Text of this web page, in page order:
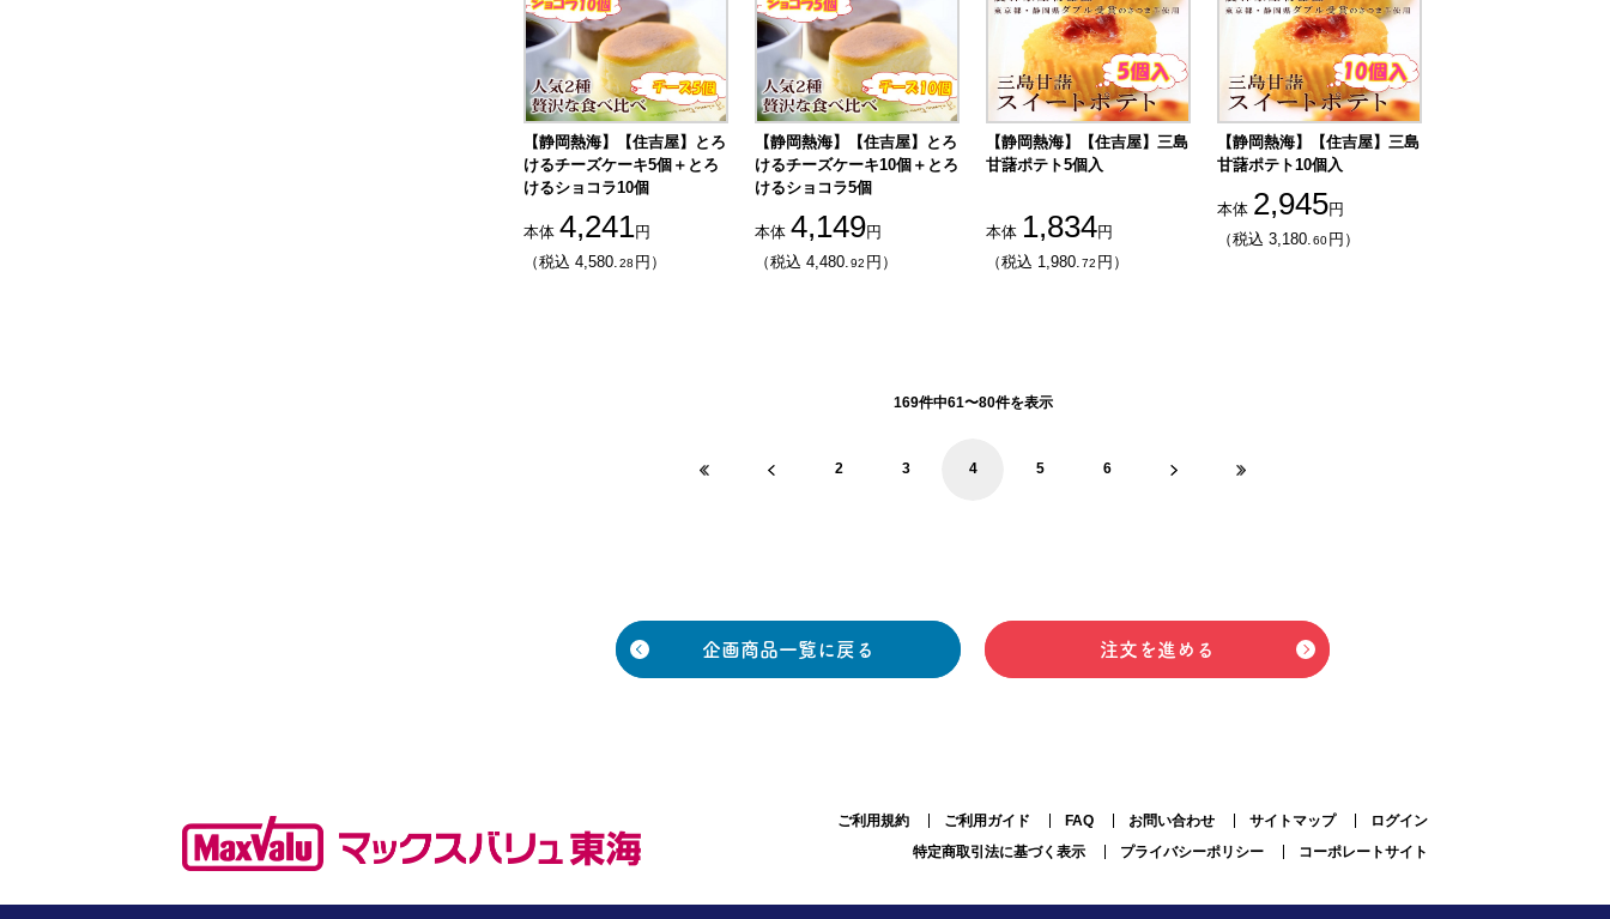
【静岡熱海】【住吉屋】とろ
けるチーズケーキ5個＋とろ
けるショコラ10個
本体 4,241円
（税込 4,580. 28 円）
【静岡熱海】【住吉屋】とろ
けるチーズケーキ10個＋とろ
けるショコラ5個
本体 4,149円
（税込 4,480. 92 円）
【静岡熱海】【住吉屋】三島
甘藷ポテト5個入
本体 1,834円
（税込 1,980. 72 円）
【静岡熱海】【住吉屋】三島
甘藷ポテト10個入
本体 2,945円
（税込 3,180. 60 円）
169件中61〜80件を表示
2 3 4 5 6
企画商品一覧に戻る 注文を進める
ご利用規約 ご利用ガイド FAQ お問い合わせ サイトマップ
ログイン
特定商取引法に基づく表示
プライバシーポリシー コーポレートサイト